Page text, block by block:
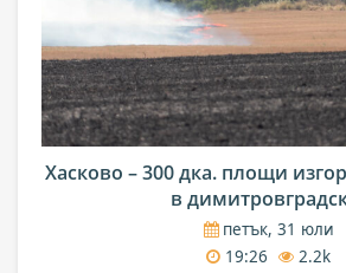
Хасково – 300 дка. площи
в
петък, 31 юли
19:26
2.2k